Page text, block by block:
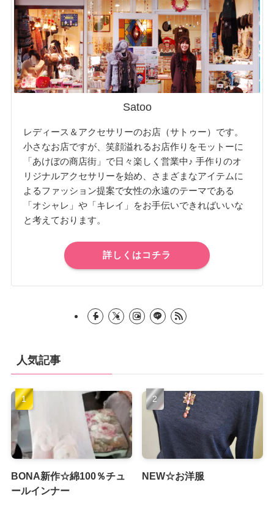
Satoo
レディース＆アクセサリーのお店（サトゥー）です。
小さなお店ですが、笑顔溢れるお店作りをモットーに
「あけぼの商店街」で日々楽しく営業中♪ 手作りのオ
リジナルアクセサリーを始め、さまざまなアイテムに
よるファッション提案で女性の永遠のテーマである
「オシャレ」や「キレイ」をお手伝いできればいいな
と考えております。
詳しくはコチラ
人気記事
BONA新作☆綿100％チュ
ールインナー
NEW☆お洋服